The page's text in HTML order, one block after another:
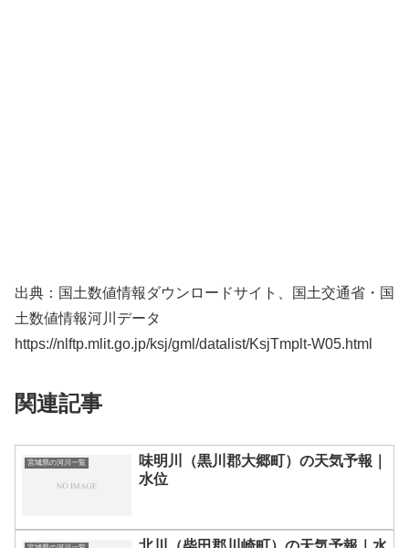
出典：国土数値情報ダウンロードサイト、国土交通省・国
土数値情報河川データ
https://nlftp.mlit.go.jp/ksj/gml/datalist/KsjTmplt-W05.html
関連記事
宮城県の河川一覧
味明川（黒川郡大郷町）の天気予報｜
水位